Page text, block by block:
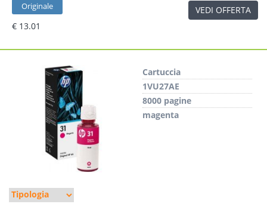
Originale
€ 13.01
VEDI OFFERTA
Cartuccia
1VU27AE
8000 pagine
magenta